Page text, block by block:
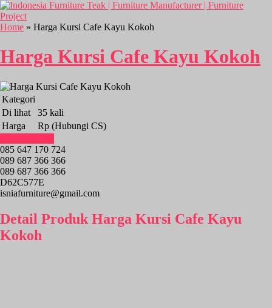
Home » Harga Kursi Cafe Kayu Kokoh
Harga Kursi Cafe Kayu Kokoh
Kategori
Di lihat
35 kali
Harga
Rp (Hubungi CS)
085 647 170 724
089 687 366 366
089 687 366 366
D62C577E
isniafurniture@gmail.com
Detail Produk Harga Kursi Cafe Kayu
Kokoh